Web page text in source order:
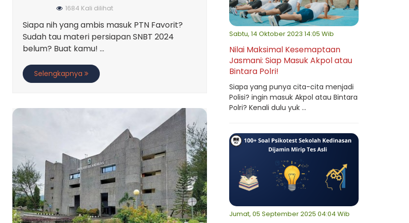
1684 Kali dilihat
Siapa nih yang ambis masuk PTN Favorit?
Sudah tau materi persiapan SNBT 2024
belum? Buat kamu! ...
Selengkapnya
Sabtu, 14 Oktober 2023 14:05 Wib
Nilai Maksimal Kesemaptaan
Jasmani: Siap Masuk Akpol atau
Bintara Polri!
Siapa yang punya cita-cita menjadi
Polisi? ingin masuk Akpol atau Bintara
Polri? Kenali dulu yuk ...
Jumat, 05 September 2025 04:04 Wib